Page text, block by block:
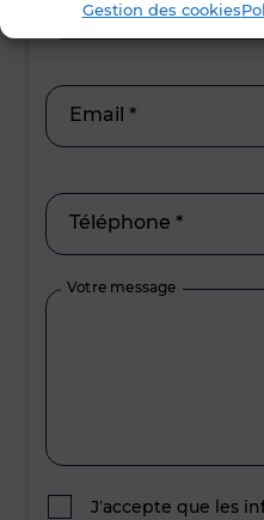
Gestion des cookies
Ville *
Email *
Téléphone *
Votre message
J’accepte que les